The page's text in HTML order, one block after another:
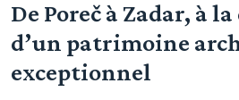
De Poreč à Zadar, à
d’un patrimoine
exceptionnel